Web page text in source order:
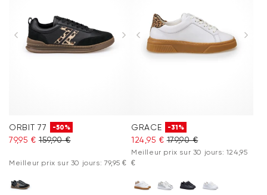
Accessoires
Vacation Shop
Inspiration
ORBIT 77 -50%
79,95 € 159,90 €
Meilleur prix sur 30 jours: 79,95 €
GRACE -31%
124,95 € 179,90 €
Meilleur prix sur 30 jours: 124,95
€